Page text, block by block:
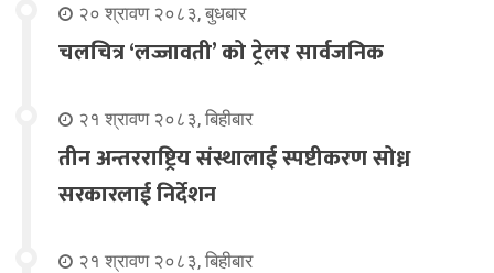
२० श्रावण २०८३, बुधबार
चलचित्र ‘लज्जावती’ को ट्रेलर सार्वजनिक
२१ श्रावण २०८३, बिहीबार
तीन अन्तरराष्ट्रिय संस्थालाई स्पष्टीकरण सोध्न
सरकारलाई निर्देशन
२१ श्रावण २०८३, बिहीबार